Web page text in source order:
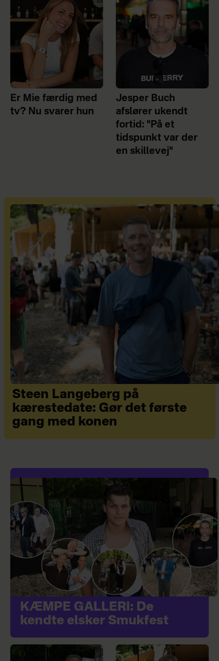
Er Mie færdig med
tv? Nu svarer hun
Jesper Buch
afslører ukendt
fortid: "På et
tidspunkt var der
en skillevej"
Steen Langeberg på
kærestedate: Gør det første
gang med konen
KÆMPE GALLERI: De
kendte elsker Smukfest